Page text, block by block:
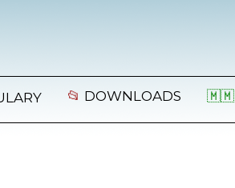
📂 DOWNLOADS 🇲🇲